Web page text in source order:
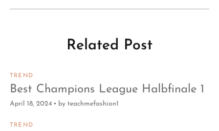
Related Post
TREND
Best Champions League Halbfinale 1
April 18, 2024 by teachmefashion1
TREND